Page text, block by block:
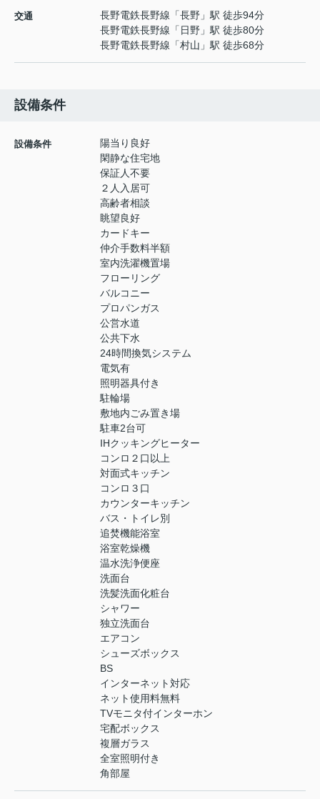
交通 長野電鉄長野線 「長野 」駅 徒歩94分
長野電鉄長野線 「 日野 」駅 徒歩80分
長野電鉄長野線 「村山 」駅 徒歩68分
設備条件
設備条件
陽当り良好
閑静な住宅地
保証人不要
２人入居可
高齢者相談
眺望良好
カードキー
仲介手数料半額
室内洗濯機置場
フローリング
バルコニー
プロパンガス
公営水道
公共下水
24時間換気システム
電気有
照明器具付き
駐輪場
敷地内ごみ置き場
駐車2台可
IHクッキングヒーター
コンロ２口以上
対面式キッチン
コンロ３口
カウンターキッチン
バス・トイレ別
追焚機能浴室
浴室乾燥機
温水洗浄便座
洗面台
洗髪洗面化粧台
シャワー
独立洗面台
エアコン
シューズボックス
BS
インターネット対応
ネット使用料無料
TVモニタ付インターホン
宅配ボックス
複層ガラス
全室照明付き
角部屋